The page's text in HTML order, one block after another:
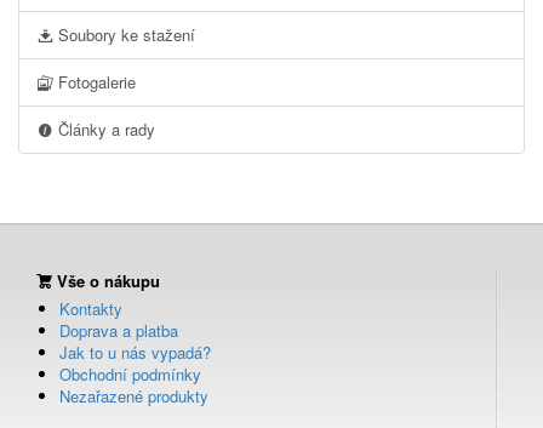
Soubory ke stažení
Fotogalerie
Články a rady
Vše o nákupu
Kontakty
Doprava a platba
Jak to u nás vypadá?
Obchodní podmínky
Nezařazené produkty